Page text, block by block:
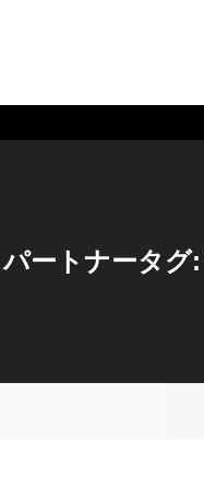
パートナータグ: